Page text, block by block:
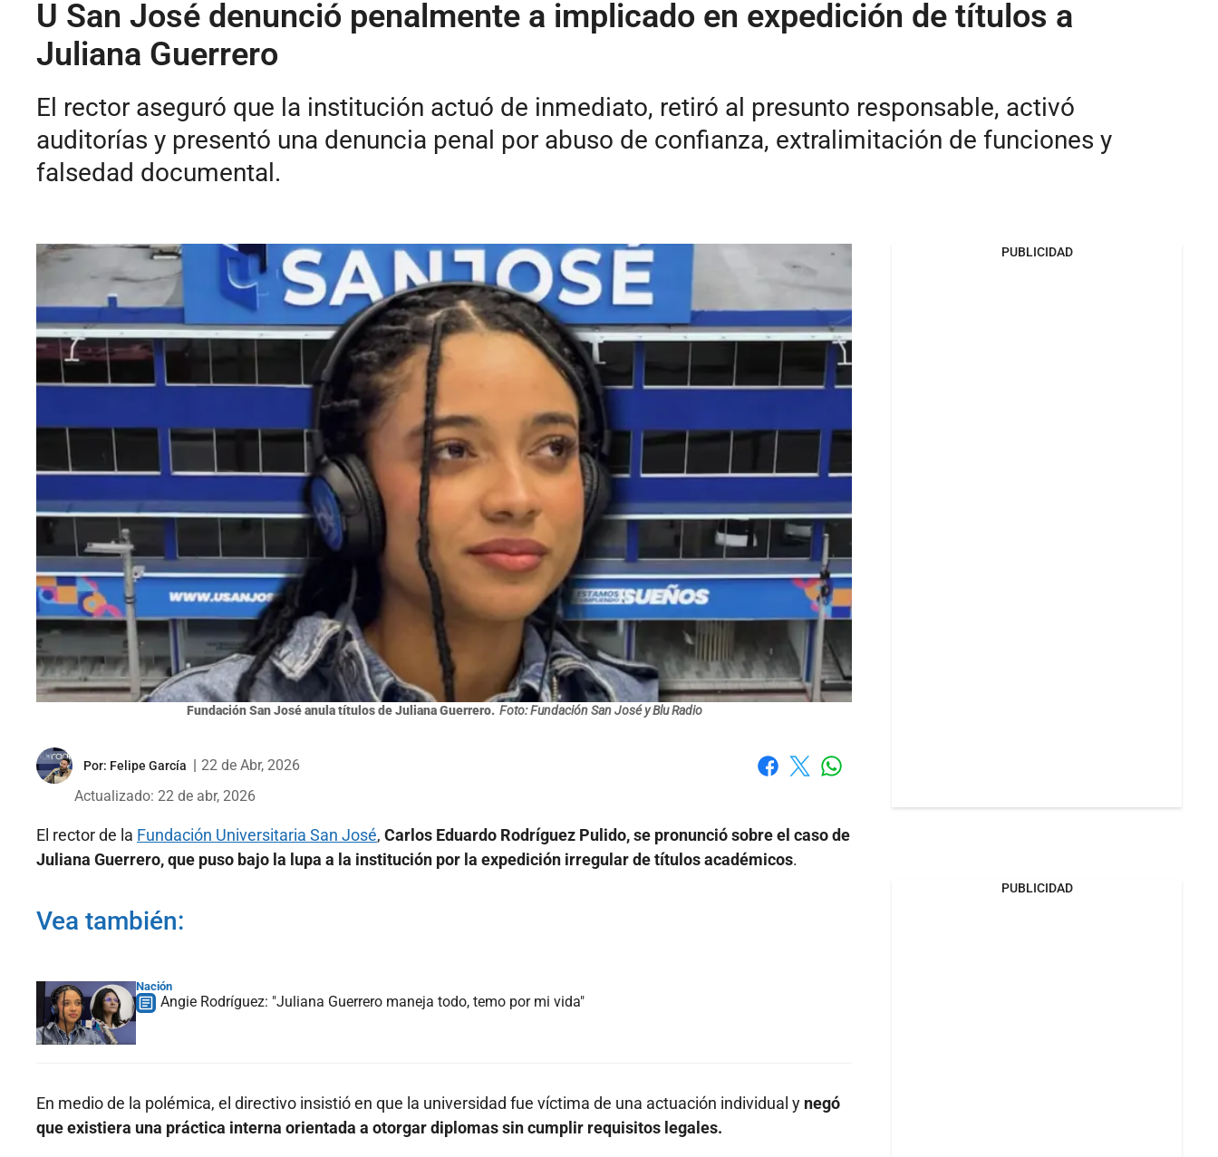
U San José denunció penalmente a implicado en expedición de títulos a
Juliana Guerrero
El rector aseguró que la institución actuó de inmediato, retiró al presunto responsable, activó
auditorías y presentó una denuncia penal por abuso de confianza, extralimitación de funciones y
falsedad documental.
Fundación San José anula títulos de Juliana Guerrero. Foto: Fundación San José y Blu Radio
Por: Felipe García
22 de Abr, 2026
Actualizado: 22 de abr, 2026
El rector de la Fundación Universitaria San José, Carlos Eduardo Rodríguez Pulido, se pronunció sobre el caso de
Juliana Guerrero, que puso bajo la lupa a la institución por la expedición irregular de títulos académicos.
Vea también:
Nación
Angie Rodríguez: "Juliana Guerrero maneja todo, temo por mi vida"
En medio de la polémica, el directivo insistió en que la universidad fue víctima de una actuación individual y negó
que existiera una práctica interna orientada a otorgar diplomas sin cumplir requisitos legales.
PUBLICIDAD
PUBLICIDAD